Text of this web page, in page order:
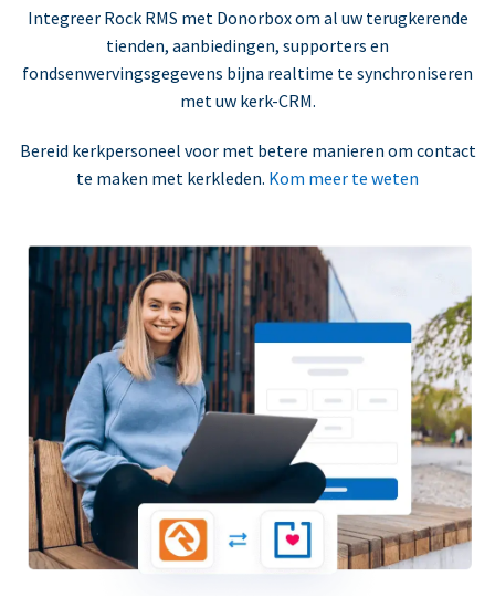
Integreer Rock RMS met Donorbox om al uw terugkerende
tienden, aanbiedingen, supporters en
fondsenwervingsgegevens bijna realtime te synchroniseren
met uw kerk-CRM.
Bereid kerkpersoneel voor met betere manieren om contact
te maken met kerkleden. Kom meer te weten